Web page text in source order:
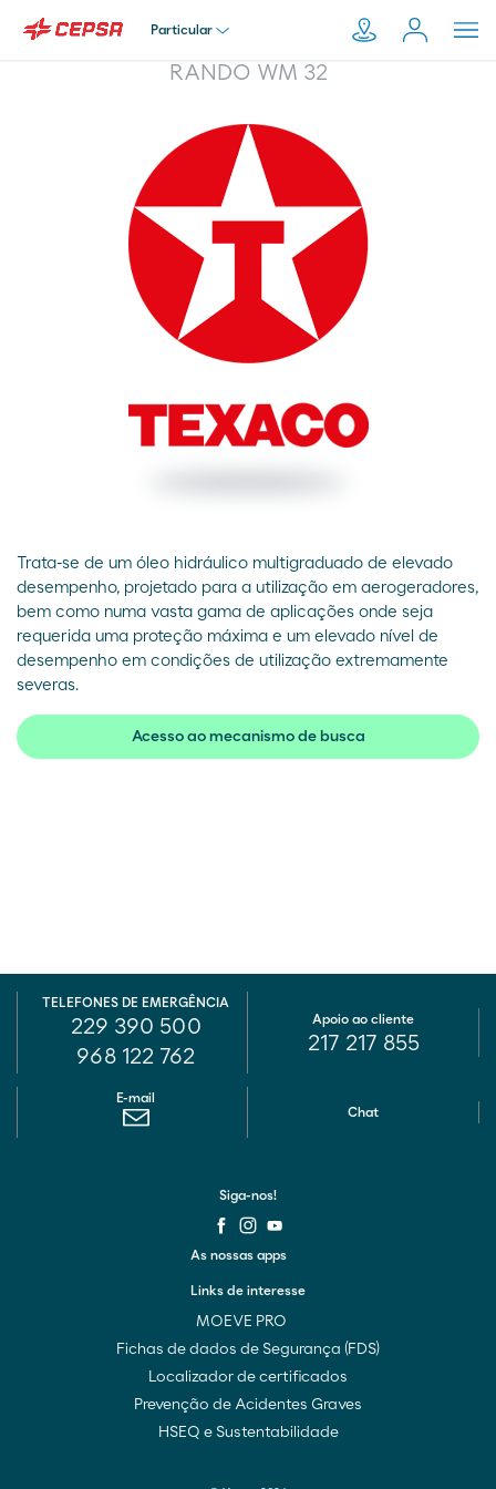
Particular
Empresa
RANDO WM 32
Trata-se de um óleo hidráulico multigraduado de elevado
desempenho, projetado para a utilização em aerogeradores,
bem como numa vasta gama de aplicações onde seja
requerida uma proteção máxima e um elevado nível de
desempenho em condições de utilização extremamente
severas.
Acesso ao mecanismo de busca
TELEFONES DE EMERGÊNCIA
229 390 500
968 122 762
E-mail
Chat
Apoio ao cliente
217 217 855
Links de interesse
MOEVE PRO
Fichas de dados de Segurança (FDS)
Localizador de certificados
Prevenção de Acidentes Graves
HSEQ e Sustentabilidade
As nossas apps
Siga-nos!